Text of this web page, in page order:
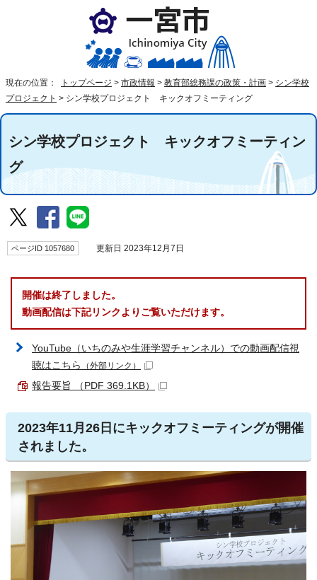
現在の位置： トップページ > 市政情報 > 教育部総務課の政策・計画 > シン学校
プロジェクト > シン学校プロジェクト キックオフミーティング
シン学校プロジェクト キックオフミーティン
グ
ページID 1057680 更新日 2023年12月7日
開催は終了しました。
動画配信は下記リンクよりご覧いただけます。
YouTube（いちのみや生涯学習チャンネル）での動画配信視
聴はこちら
（外部リンク）
報告要旨 （PDF 369.1KB）
2023年11月26日にキックオフミーティングが開催
されました。